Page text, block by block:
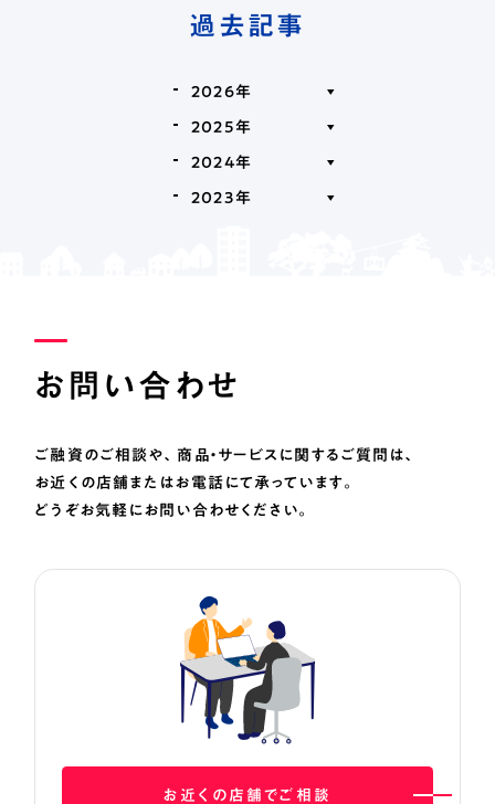
過去記事
2026年
2025年
2024年
2023年
お問い合わせ
ご融資のご相談や、商品・サービスに関するご質問は、
お近くの店舗またはお電話にて承っています。
どうぞお気軽にお問い合わせください。
お近くの店舗でご相談